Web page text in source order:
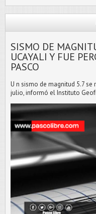
SISMO DE
UCAYALI Y FUE
PASCO
U n sismo de magnitud 5.7
julio, informó el Instituto